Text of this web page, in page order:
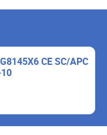
CE SC/APC